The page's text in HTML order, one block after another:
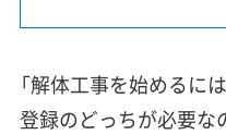
「解体工事を始めるに
登録のどっちが必要な